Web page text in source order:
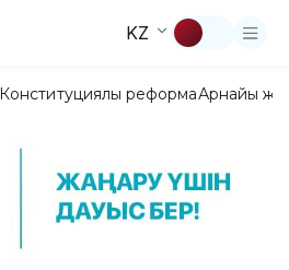
KZ
Конституциялық реформаАрнайы